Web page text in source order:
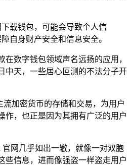
载钱包，可能会导致个人信
自身财产安全和信息安全。
在数字钱包领域声名远扬的应用，
中天，一些居心叵测的不法分子开
加密货币的存储和交易，为用户
作，也正是因为其拥有广泛的用户
官网几乎如出一辙，就像一对双胞
些信息，进而像强盗一样盗走用户